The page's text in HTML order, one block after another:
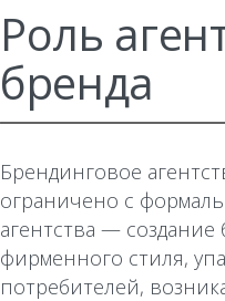
Роль
бренда
Брендинговое
ограничено с
агентства —
фирменного стиля,
потребителей,